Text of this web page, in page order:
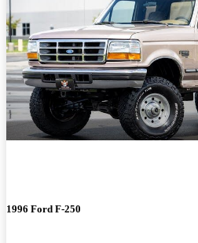
1996 Ford F-250